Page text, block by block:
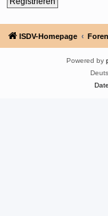
ISDV-Homepage Foren
Powered by